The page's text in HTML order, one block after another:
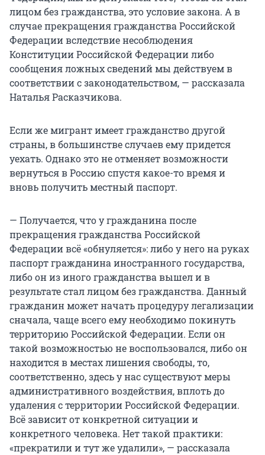
лицом без гражданства, это условие закона. А в
случае прекращения гражданства Российской
Федерации вследствие несоблюдения
Конституции Российской Федерации либо
сообщения ложных сведений мы действуем в
соответствии с законодательством, — рассказала
Наталья Расказчикова.
Если же мигрант имеет гражданство другой
страны, в большинстве случаев ему придется
уехать. Однако это не отменяет возможности
вернуться в Россию спустя какое-то время и
вновь получить местный паспорт.
— Получается, что у гражданина после
прекращения гражданства Российской
Федерации всё «обнуляется»: либо у него на руках
паспорт гражданина иностранного государства,
либо он из иного гражданства вышел и в
результате стал лицом без гражданства. Данный
гражданин может начать процедуру легализации
сначала, чаще всего ему необходимо покинуть
территорию Российской Федерации. Если он
такой возможностью не воспользовался, либо он
находится в местах лишения свободы, то,
соответственно, здесь у нас существуют меры
административного воздействия, вплоть до
удаления с территории Российской Федерации.
Всё зависит от конкретной ситуации и
конкретного человека. Нет такой практики:
«прекратили и тут же удалили», — рассказала